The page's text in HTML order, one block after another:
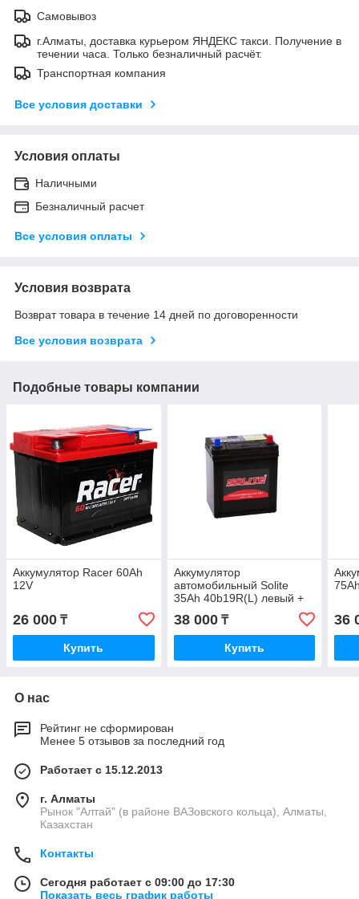
Самовывоз
г.Алматы, доставка курьером ЯНДЕКС такси. Получение в
течении часа. Только безналичный расчёт.
Транспортная компания
Все условия доставки
Условия оплаты
Наличными
Безналичный расчет
Все условия оплаты
Условия возврата
Возврат товара в течение 14 дней по договоренности
Все условия возврата
Подобные товары компании
Аккумулятор Racer 60Ah
12V
26 000 ₸
Купить
Аккумулятор
автомобильный Solite
35Ah 40b19R(L) левый +
38 000₸
Купить
36
О нас
Рейтинг не сформирован
Менее 5 отзывов за последний год
Работает с 15.12.2013
г. Алматы
Рынок "Алтай" (в районе ВАЗовского кольца), Алматы,
Казахстан
Контакты
Сегодня работает с 09:00 до 17:30
Показать весь график работы